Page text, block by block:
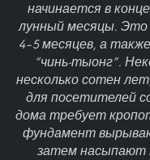
начинается в
лунный месяцы. Это
4–5 месяцев, а
“чинь-тыонг”.
несколько сотен
для посетителей
дома требует
фундамент
затем насыпают